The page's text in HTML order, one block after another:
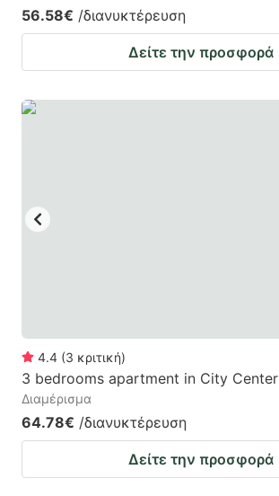
56.58€ /διανυκτέρευση
Δείτε την προσφορά
4.4 (3 κριτική)
3 bedrooms apartment in City Center
Διαμέρισμα
64.78€ /διανυκτέρευση
Δείτε την προσφορά